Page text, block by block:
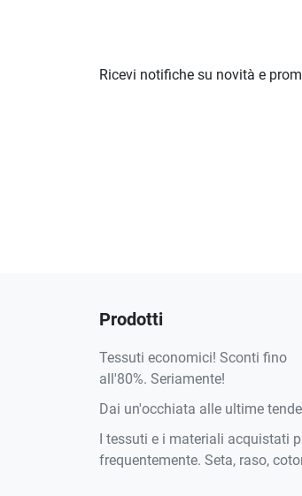
Ricevi notifiche su novità e
Prodotti
Tessuti economici! Sconti fino
all'80%. Seriamente!
Dai un'occhiata alle ultime
I tessuti e i materiali acquistati
frequentemente. Seta, raso,